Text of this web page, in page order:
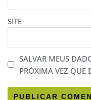
SITE
SALVAR MEUS
PRÓXIMA VEZ QUE